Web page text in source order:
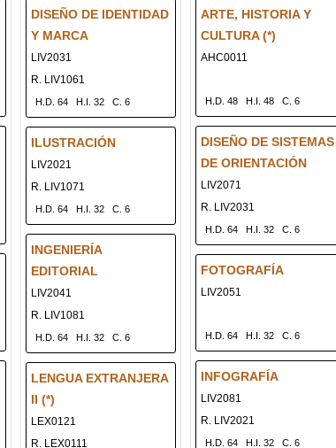
DISEÑO DE IDENTIDAD
Y MARCA
LIV2031
R. LIV1061
H.D. 64 H.I. 32 C. 6
ILUSTRACIÓN
LIV2021
R. LIV1071
H.D. 64 H.I. 32 C. 6
INGENIERÍA
EDITORIAL
LIV2041
R. LIV1081
H.D. 64 H.I. 32 C. 6
LENGUA EXTRANJERA
II (*)
LEX0121
R. LEX0111
ARTE, HISTORIA Y
CULTURA (*)
AHC0011
H.D. 48 H.I. 48 C. 6
DISEÑO DE SISTEMAS
DE ORIENTACIÓN
LIV2071
R. LIV2031
H.D. 64 H.I. 32 C. 6
FOTOGRAFÍA
LIV2051
H.D. 64 H.I. 32 C. 6
INFOGRAFÍA
LIV2081
R. LIV2021
H.D. 64 H.I. 32 C. 6